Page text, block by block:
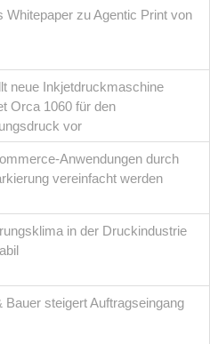
Whitepaper zu Agentic Print von
neue Inkjetdruckmaschine
Orca 1060 für den
vor
Anwendungen durch
vereinfacht werden
in der Druckindustrie
Bauer steigert Auftragseingang